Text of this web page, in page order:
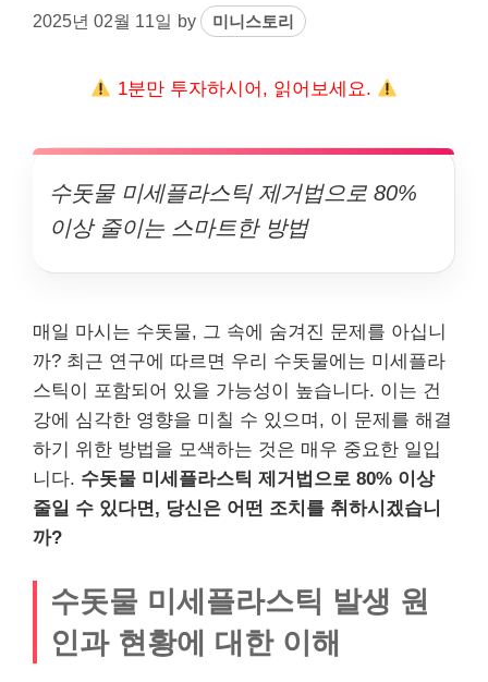
2025년 02월 11일 by 미니스토리
1분만 투자하시어, 읽어보세요.
수돗물 미세플라스틱 제거법으로 80%
이상 줄이는 스마트한 방법
매일 마시는 수돗물, 그 속에 숨겨진 문제를 아십니
까? 최근 연구에 따르면 우리 수돗물에는 미세플라
스틱이 포함되어 있을 가능성이 높습니다. 이는 건
강에 심각한 영향을 미칠 수 있으며, 이 문제를 해결
하기 위한 방법을 모색하는 것은 매우 중요한 일입
니다. 수돗물 미세플라스틱 제거법으로 80% 이상
줄일 수 있다면, 당신은 어떤 조치를 취하시겠습니
까?
수돗물 미세플라스틱 발생 원
인과 현황에 대한 이해